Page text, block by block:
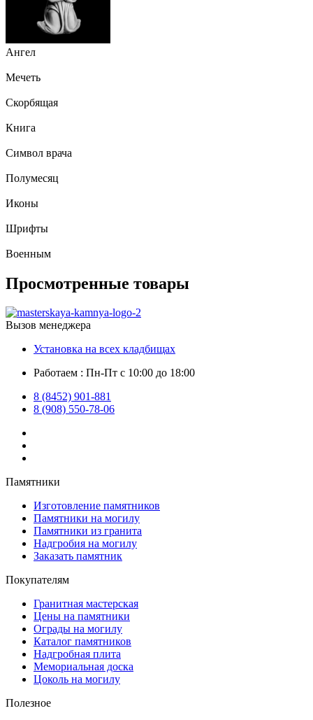
Ангел
Мечеть
Скорбящая
Книга
Символ врача
Полумесяц
Иконы
Шрифты
Военным
Просмотренные товары
Вызов менеджера
Установка на всех кладбищах
Работаем : Пн-Пт с 10:00 до 18:00
8 (8452) 901-881
8 (908) 550-78-06
Памятники
Изготовление памятников
Памятники на могилу
Памятники из гранита
Надгробия на могилу
Заказать памятник
Покупателям
Гранитная мастерская
Цены на памятники
Ограды на могилу
Каталог памятников
Надгробная плита
Мемориальная доска
Цоколь на могилу
Полезное